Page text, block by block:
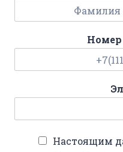
Номер
Настоящим